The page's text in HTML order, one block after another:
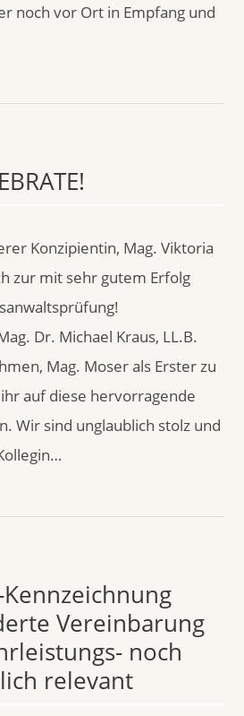
noch vor Ort in Empfang und
Konzipientin, Mag. Viktoria
zur mit sehr gutem Erfolg
Dr. Michael Kraus, LL.B.
Mag. Moser als Erster zu
auf diese hervorragende
Wir sind unglaublich stolz und
Kennzeichnung
Vereinbarung
noch
relevant